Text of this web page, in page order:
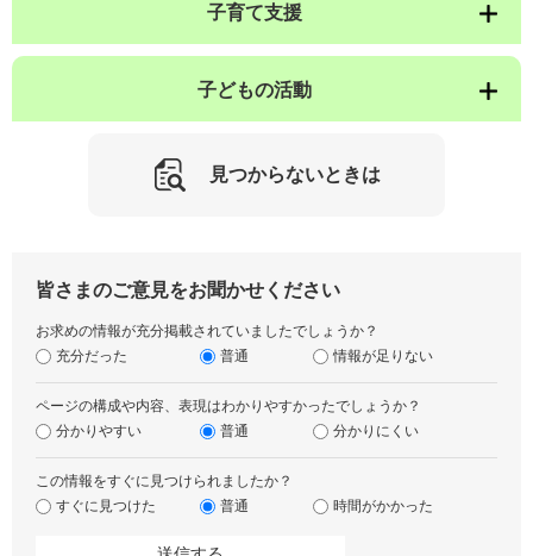
子育て支援
子どもの活動
見つからないときは
皆さまのご意見をお聞かせください
お求めの情報が充分掲載されていましたでしょうか？
充分だった
普通 情報が足りない
ページの構成や内容、表現はわかりやすかったでしょうか？
分かりやすい
普通 分かりにくい
この情報をすぐに見つけられましたか？
すぐに見つけた
普通 時間がかかった